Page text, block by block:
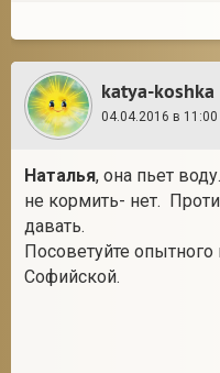
katya-koshka
04.04.2016 в 11:00
Наталья, она пьет
не кормить- нет.
давать.
Посоветуйте
Софийской.